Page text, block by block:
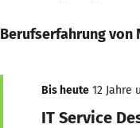
Berufserfahrung von
Bis heute 12 Jahre
IT Service